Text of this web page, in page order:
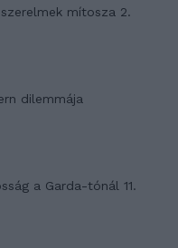
mítosza 2.
dilemmája
a Garda-tónál 11.